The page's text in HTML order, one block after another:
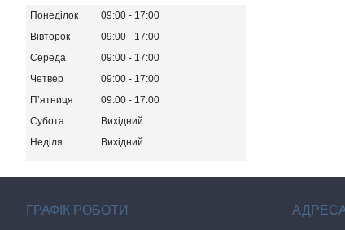
Понеділок 09:00
17:00
Вівторок
09:00
17:00
Середа
09:00
17:00
Четвер
09:00
17:00
Пʼятниця
09:00
17:00
Субота
Вихідний
Неділя
Вихідний
ГРАФІК РОБОТИ